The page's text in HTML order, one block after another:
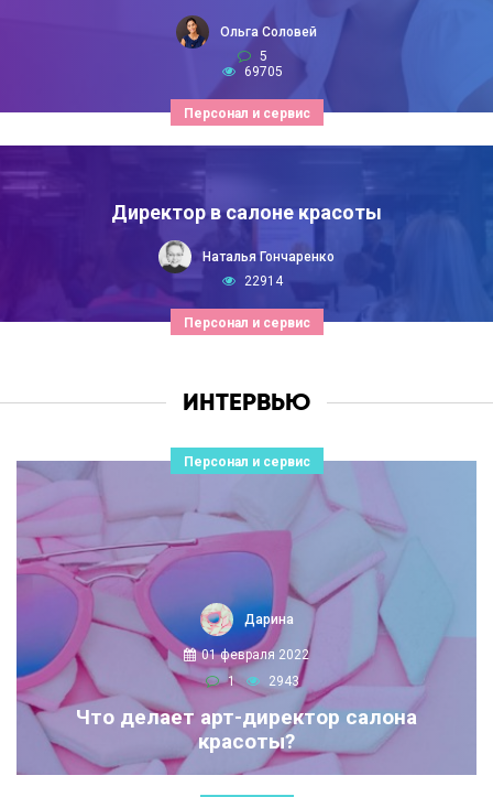
Персонал и сервис
Ольга Соловей
5
69705
Персонал и сервис
Директор в салоне красоты
Наталья Гончаренко
22914
ИНТЕРВЬЮ
Персонал и сервис
Дарина
01 февраля 2022
1
2943
Что делает арт-директор салона
красоты?